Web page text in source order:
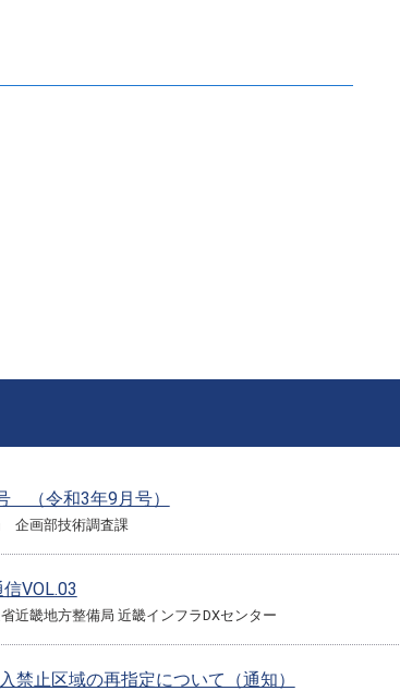
（令和3年9月号）
企画部技術調査課
VOL.03
近畿地方整備局 近畿インフラDXセンター
止区域の再指定について（通知）